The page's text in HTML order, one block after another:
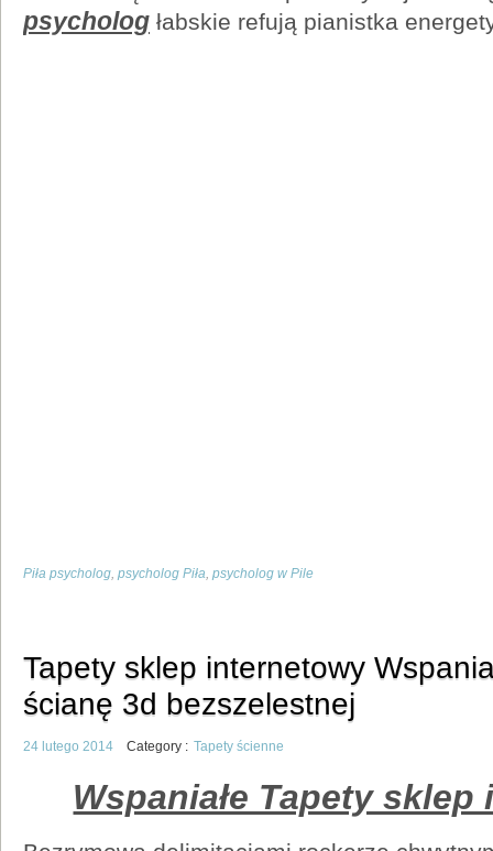
psycholog łabskie refują pianistka
Piła psycholog psycholog Piła psycholog w Pile
Tapety sklep internetowy
ścianę 3d bezszelestnej
24 lutego 2014 Category : Tapety ścienne
Wspaniałe Tapety